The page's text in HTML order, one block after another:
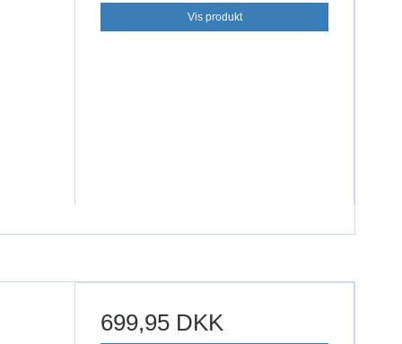
Vis produkt
699,95 DKK